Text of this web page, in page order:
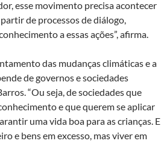
esse movimento precisa acontecer
de processos de diálogo,
a essas ações”, afirma.
das mudanças climáticas e a
de governos e sociedades
“Ou seja, de sociedades que
e que querem se aplicar
uma vida boa para as crianças. E
e bens em excesso, mas viver em